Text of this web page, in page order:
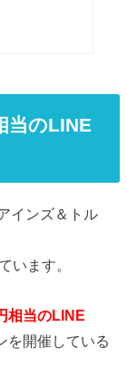
当のLINE
インズ＆トル
います。
相当のLINE
を開催している